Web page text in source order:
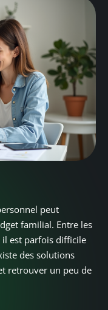
peut
familial. Entre les
il est parfois difficile
des solutions
retrouver un peu de